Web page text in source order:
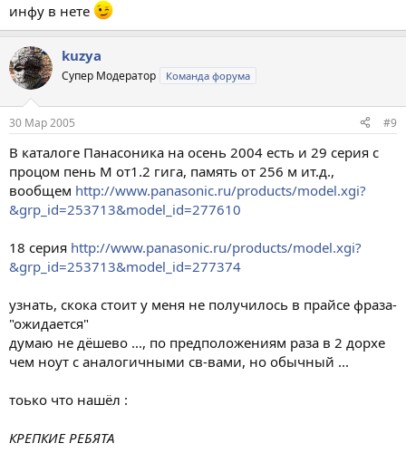
инфу в нете
kuzya
Супер Модератор Команда форума
30 Мар 2005 #9
В каталоге Панасоника на осень 2004 есть и 29 серия с
процом пень М от1.2 гига, память от 256 м ит.д.,
вообщем http://www.panasonic.ru/products/model.xgi?
&grp_id=253713&model_id=277610
18 серия http://www.panasonic.ru/products/model.xgi?
&grp_id=253713&model_id=277374
узнать, скока стоит у меня не получилось в прайсе фраза-
"ожидается"
думаю не дёшево ..., по предположениям раза в 2 дорхе
чем ноут с аналогичными cв-вами, но обычный ...
тоько что нашёл :
КРЕПКИЕ РЕБЯТА